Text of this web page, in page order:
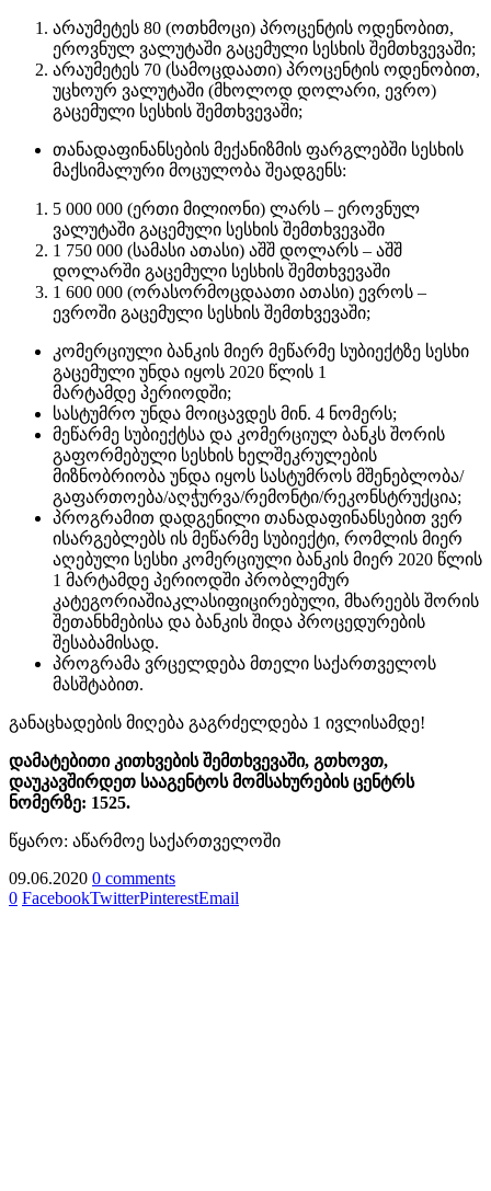
არაუმეტეს 80 (ოთხმოცი) პროცენტის ოდენობით,
ეროვნულ ვალუტაში გაცემული სესხის შემთხვევაში;
არაუმეტეს 70 (სამოცდაათი) პროცენტის ოდენობით,
უცხოურ ვალუტაში (მხოლოდ დოლარი, ევრო)
გაცემული სესხის შემთხვევაში;
თანადაფინანსების მექანიზმის ფარგლებში სესხის
მაქსიმალური მოცულობა შეადგენს:
5 000 000 (ერთი მილიონი) ლარს – ეროვნულ
ვალუტაში გაცემული სესხის შემთხვევაში
1 750 000 (სამასი ათასი) აშშ დოლარს – აშშ
დოლარში გაცემული სესხის შემთხვევაში
1 600 000 (ორასორმოცდაათი ათასი) ევროს –
ევროში გაცემული სესხის შემთხვევაში;
კომერციული ბანკის მიერ მეწარმე სუბიექტზე სესხი
გაცემული უნდა იყოს 2020 წლის 1
მარტამდე პერიოდში;
სასტუმრო უნდა მოიცავდეს მინ. 4 ნომერს;
მეწარმე სუბიექტსა და კომერციულ ბანკს შორის
გაფორმებული სესხის ხელშეკრულების
მიზნობრიობა უნდა იყოს სასტუმროს მშენებლობა/
გაფართოება/აღჭურვა/რემონტი/რეკონსტრუქცია;
პროგრამით დადგენილი თანადაფინანსებით ვერ
ისარგებლებს ის მეწარმე სუბიექტი, რომლის მიერ
აღებული სესხი კომერციული ბანკის მიერ 2020 წლის
1 მარტამდე პერიოდში პრობლემურ
კატეგორიაშიაკლასიფიცირებული, მხარეებს შორის
შეთანხმებისა და ბანკის შიდა პროცედურების
შესაბამისად.
პროგრამა ვრცელდება მთელი საქართველოს
მასშტაბით.
განაცხადების მიღება გაგრძელდება 1 ივლისამდე!
დამატებითი კითხვების შემთხვევაში, გთხოვთ,
დაუკავშირდეთ სააგენტოს მომსახურების ცენტრს
ნომერზე: 1525.
წყარო: აწარმოე საქართველოში
09.06.2020 0 comments
0 FacebookTwitterPinterestEmail